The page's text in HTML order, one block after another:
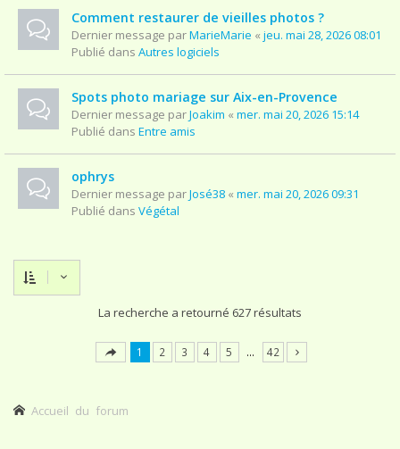
Comment restaurer de vieilles photos ?
Dernier message parMarieMarie « jeu. mai 28, 2026 08:01
Publié dans Autres logiciels
Spots photo mariage sur Aix-en-Provence
Dernier message parJoakim « mer. mai 20, 2026 15:14
Publié dans Entre amis
ophrys
Dernier message parJosé38 « mer. mai 20, 2026 09:31
Publié dans Végétal
La recherche a retourné 627 résultats
1 2 3 4 5 … 42
Accueil du forum